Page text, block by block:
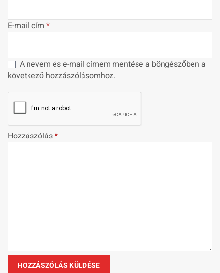
E-mail cím *
A nevem és e-mail címem mentése a böngészőben a
következő hozzászólásomhoz.
Hozzászólás*